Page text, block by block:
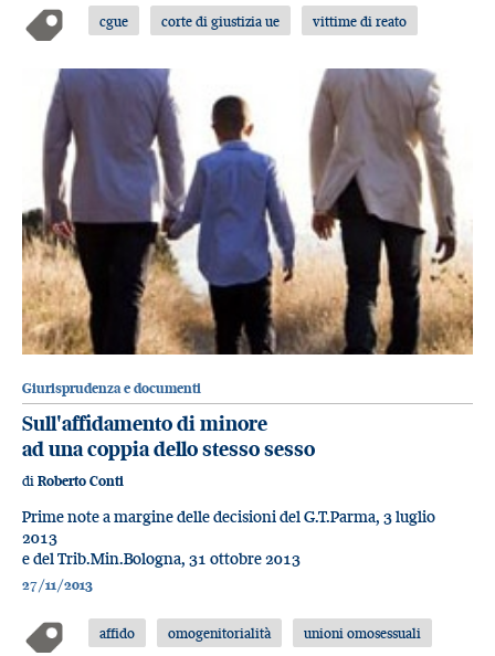
cgue corte di giustizia ue vittime di reato
Giurisprudenza e documenti
Sull'affidamento di minore
ad una coppia dello stesso sesso
di Roberto Conti
Prime note a margine delle decisioni del G.T.Parma, 3 luglio
2013
e del Trib.Min.Bologna, 31 ottobre 2013
27/11/2013
affido omogenitorialità unioni omosessuali